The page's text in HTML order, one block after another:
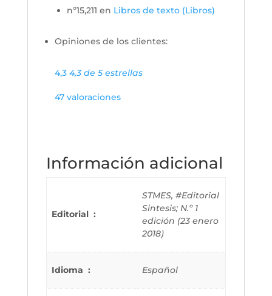
nº15,211 en Libros de texto (Libros)
Opiniones de los clientes:
4,3 4,3 de 5 estrellas
47 valoraciones
Información adicional
Editorial ‏ : ‎
STMES, #Editorial
Sintesis; N.º 1
edición (23 enero
2018)
Idioma ‏ : ‎ Español